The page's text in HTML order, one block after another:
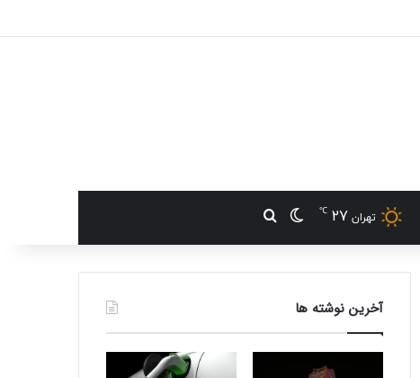
تهران 27
℃ تغییر پوسته
جستجو برای
آخرین نوشته ها